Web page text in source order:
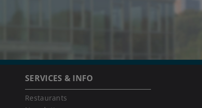
SERVICES & INFO
Restaurants